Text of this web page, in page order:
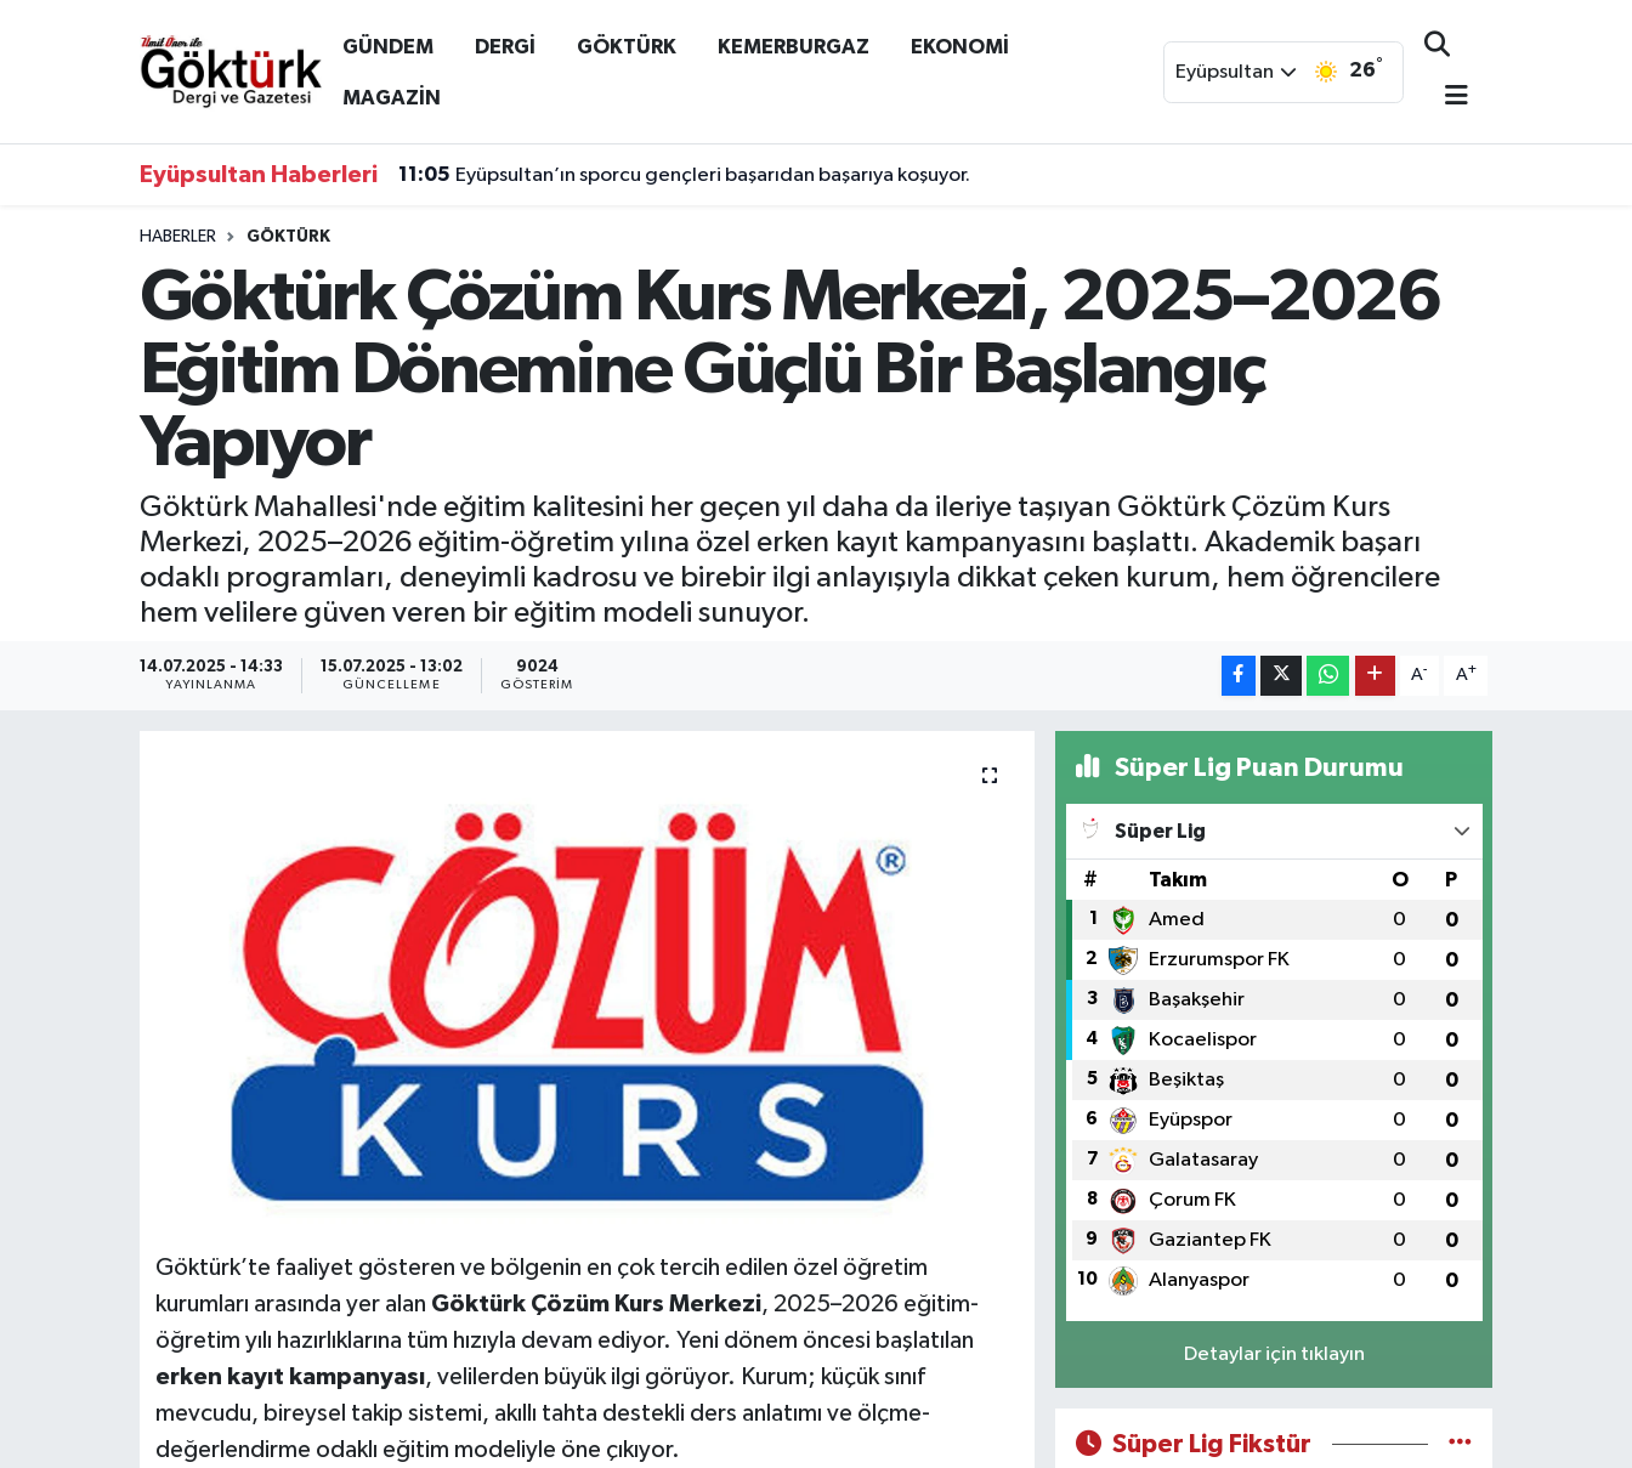
GÜNDEM DERGİ GÖKTÜRK KEMERBURGAZ EKONOMİ
MAGAZİN
Eyüpsultan 26°
Eyüpsultan Haberleri 11:05 Eyüpsultan’ın sporcu gençleri başarıdan başarıya koşuyor.
HABERLER GÖKTÜRK
Göktürk Çözüm Kurs Merkezi, 2025–2026
Eğitim Dönemine Güçlü Bir Başlangıç
Yapıyor
Göktürk Mahallesi'nde eğitim kalitesini her geçen yıl daha da ileriye taşıyan Göktürk Çözüm Kurs
Merkezi, 2025–2026 eğitim-öğretim yılına özel erken kayıt kampanyasını başlattı. Akademik başarı
odaklı programları, deneyimli kadrosu ve birebir ilgi anlayışıyla dikkat çeken kurum, hem öğrencilere
hem velilere güven veren bir eğitim modeli sunuyor.
14.07.2025 - 14:33
YAYINLANMA
15.07.2025 - 13:02
GÜNCELLEME
9024
GÖSTERIM
A- A+
Göktürk’te faaliyet gösteren ve bölgenin en çok tercih edilen özel öğretim
kurumları arasında yer alan Göktürk Çözüm Kurs Merkezi, 2025–2026 eğitim-
öğretim yılı hazırlıklarına tüm hızıyla devam ediyor. Yeni dönem öncesi başlatılan
erken kayıt kampanyası, velilerden büyük ilgi görüyor. Kurum; küçük sınıf
mevcudu, bireysel takip sistemi, akıllı tahta destekli ders anlatımı ve ölçme-
değerlendirme odaklı eğitim modeliyle öne çıkıyor.
Süper Lig Puan Durumu
Süper Lig
# Takım O P
1 Amed 0 0
2 Erzurumspor FK 0 0
3 Başakşehir 0 0
4 Kocaelispor 0 0
5 Beşiktaş 0 0
6 Eyüpspor 0 0
7 Galatasaray 0 0
8 Çorum FK 0 0
9 Gaziantep FK 0 0
10 Alanyaspor 0 0
Detaylar için tıklayın
Süper Lig Fikstür
Anne Çocuk
GÖKTÜRK
KEMERBURGAZ
Eyüpsultan Hava Durumu
Tüm Manşetler
Son Dakika Haberleri
Haber Arşivi